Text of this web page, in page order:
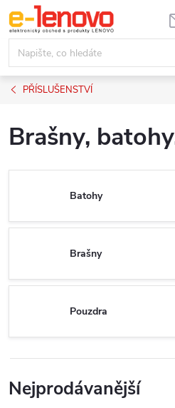
Přejít
na
obsah
PŘÍSLUŠENSTVÍ
Brašny,
Batohy
Brašny
Pouzdra
Nejprodávanější